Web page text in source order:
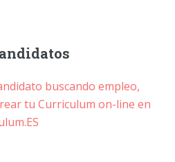
buscando empleo,
tu Curriculum on-line en